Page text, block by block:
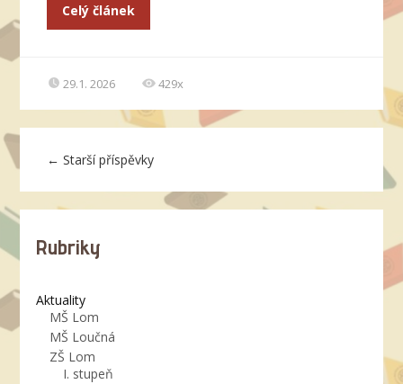
Celý článek
29.1. 2026 429x
← Starší příspěvky
Rubriky
Aktuality
MŠ Lom
MŠ Loučná
ZŠ Lom
I. stupeň